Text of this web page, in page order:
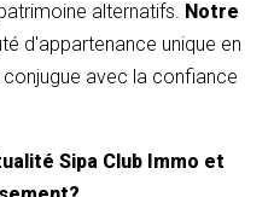
alternatifs. Notre
d'appartenance unique en
avec la confiance
Sipa Club Immo et